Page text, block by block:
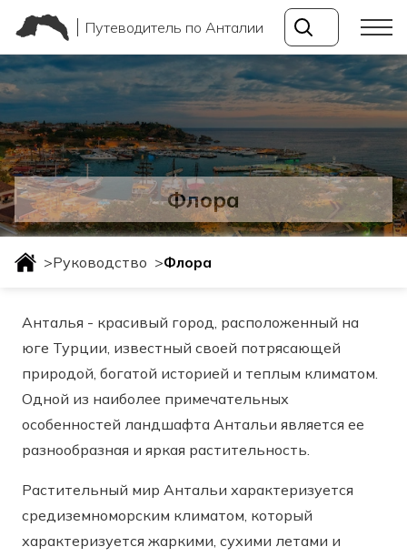
Путеводитель по Анталии
Флора
>Руководство >Флора
Анталья - красивый город, расположенный на
юге Турции, известный своей потрясающей
природой, богатой историей и теплым климатом.
Одной из наиболее примечательных
особенностей ландшафта Антальи является ее
разнообразная и яркая растительность.
Растительный мир Антальи характеризуется
средиземноморским климатом, который
характеризуется жаркими, сухими летами и